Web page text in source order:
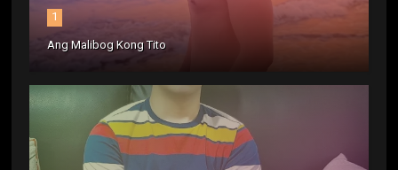
1
Ang Malibog Kong Tito